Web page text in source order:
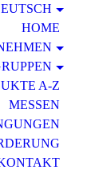
HOME
A-Z
MESSEN